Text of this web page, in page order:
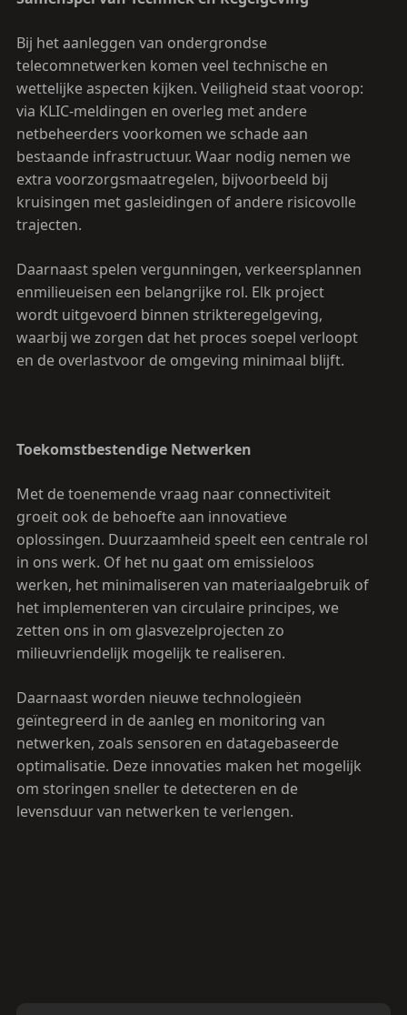
Bij het aanleggen van ondergrondse
telecomnetwerken komen veel technische en
wettelijke aspecten kijken. Veiligheid staat voorop:
via KLIC-meldingen en overleg met andere
netbeheerders voorkomen we schade aan
bestaande infrastructuur. Waar nodig nemen we
extra voorzorgsmaatregelen, bijvoorbeeld bij
kruisingen met gasleidingen of andere risicovolle
trajecten.
Daarnaast spelen vergunningen, verkeersplannen
enmilieueisen een belangrijke rol. Elk project
wordt uitgevoerd binnen strikteregelgeving,
waarbij we zorgen dat het proces soepel verloopt
en de overlastvoor de omgeving minimaal blijft.
Toekomstbestendige Netwerken
Met de toenemende vraag naar connectiviteit
groeit ook de behoefte aan innovatieve
oplossingen. Duurzaamheid speelt een centrale rol
in ons werk. Of het nu gaat om emissieloos
werken, het minimaliseren van materiaalgebruik of
het implementeren van circulaire principes, we
zetten ons in om glasvezelprojecten zo
milieuvriendelijk mogelijk te realiseren.
Daarnaast worden nieuwe technologieën
geïntegreerd in de aanleg en monitoring van
netwerken, zoals sensoren en datagebaseerde
optimalisatie. Deze innovaties maken het mogelijk
om storingen sneller te detecteren en de
levensduur van netwerken te verlengen.